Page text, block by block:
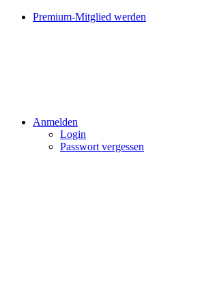
Premium-Mitglied werden
Anmelden
Login
Passwort vergessen